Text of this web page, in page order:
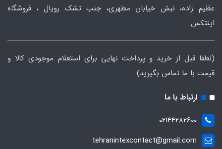
عظیم زاده، نبش خیابان مطهری، جنب تشک رویال ، فروشگاه
اینتکس
(لطفا قبل از خرید و پرداخت نهایی برای استعلام موجودی کالا و
قیمت با ما تماس بگیرید).
ارتباط با ما
02144282600
tehranintexcontact@gmail.com